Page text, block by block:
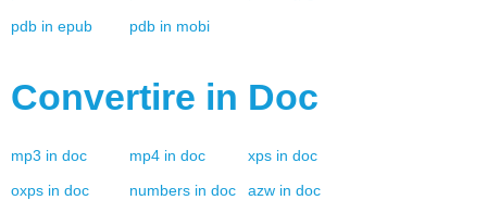
pdb in epub pdb in mobi
Convertire in Doc
mp3 in doc mp4 in doc xps in doc
oxps in doc numbers in doc azw in doc